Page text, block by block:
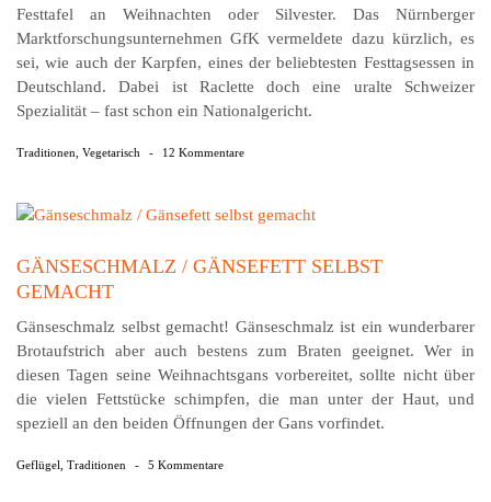
Festtafel an Weihnachten oder Silvester. Das Nürnberger
Marktforschungsunternehmen GfK vermeldete dazu kürzlich, es
sei, wie auch der Karpfen, eines der beliebtesten Festtagsessen in
Deutschland. Dabei ist Raclette doch eine uralte Schweizer
Spezialität – fast schon ein Nationalgericht.
Traditionen Vegetarisch - 12 Kommentare
GÄNSESCHMALZ / GÄNSEFETT SELBST
GEMACHT
Gänseschmalz selbst gemacht! Gänseschmalz ist ein wunderbarer
Brotaufstrich aber auch bestens zum Braten geeignet. Wer in
diesen Tagen seine Weihnachtsgans vorbereitet, sollte nicht über
die vielen Fettstücke schimpfen, die man unter der Haut, und
speziell an den beiden Öffnungen der Gans vorfindet.
Geflügel Traditionen - 5 Kommentare